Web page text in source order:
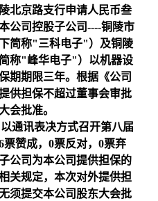
北京路支行申请人民币叁
公司控股子公司----铜陵市
简称"三科电子"）及铜陵
称"峰华电子"）以机器设
期期限三年。根据《公司
供担保不超过董事会审批
会批准。
通讯表决方式召开第八届
票赞成，0票反对，0票弃
公司为本公司提供担保的
关规定，本次对外提供担
须提交本公司股东大会批